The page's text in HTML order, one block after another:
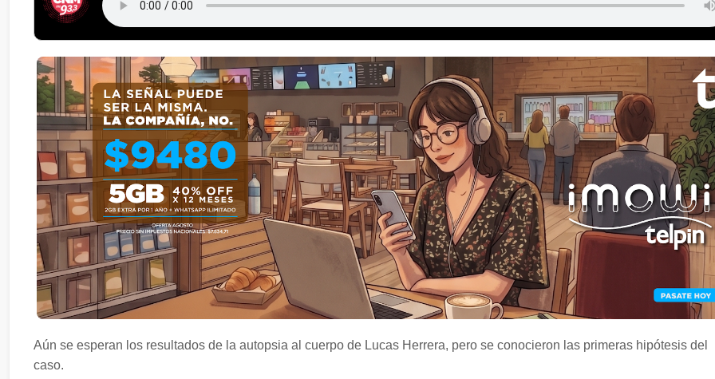
Aún se esperan los resultados de la autopsia al cuerpo de Lucas Herrera, pero se conocieron las primeras hipótesis del
caso.